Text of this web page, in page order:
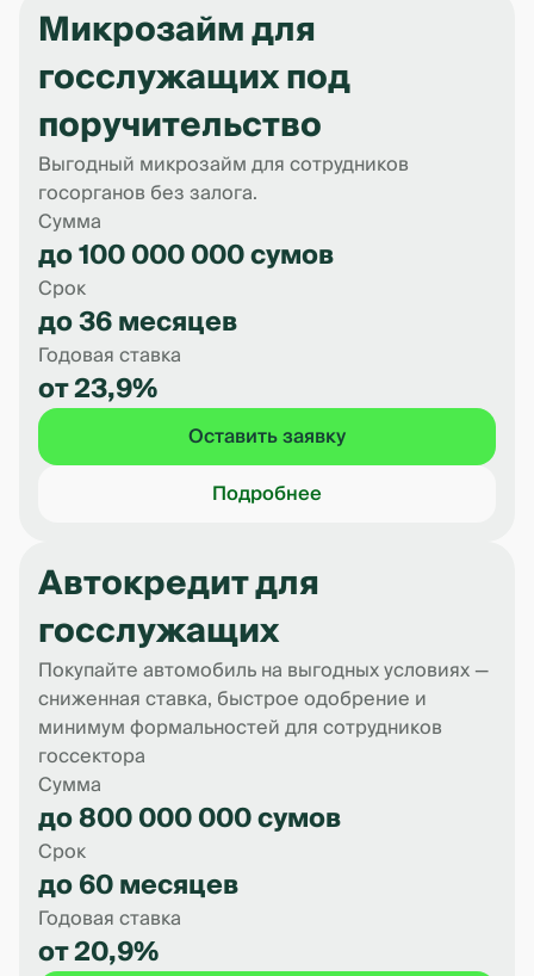
Микрозайм для
госслужащих под
поручительство
Выгодный микрозайм для сотрудников
госорганов без залога.
Сумма
до 100 000 000 сумов
Срок
до 36 месяцев
Годовая ставка
от 23,9%
Оставить заявку
Подробнее
Автокредит для
госслужащих
Покупайте автомобиль на выгодных условиях —
сниженная ставка, быстрое одобрение и
минимум формальностей для сотрудников
госсектора
Сумма
до 800 000 000 сумов
Срок
до 60 месяцев
Годовая ставка
от 20,9%